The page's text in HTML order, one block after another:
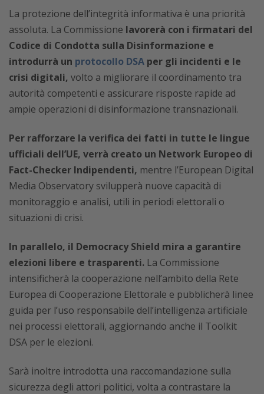
La protezione dell’integrità informativa è una priorità
assoluta. La Commissione lavorerà con i firmatari del
Codice di Condotta sulla Disinformazione e
introdurrà un protocollo DSA per gli incidenti e le
crisi digitali, volto a migliorare il coordinamento tra
autorità competenti e assicurare risposte rapide ad
ampie operazioni di disinformazione transnazionali.
Per rafforzare la verifica dei fatti in tutte le lingue
ufficiali dell’UE, verrà creato un Network Europeo di
Fact-Checker Indipendenti, mentre l’European Digital
Media Observatory svilupperà nuove capacità di
monitoraggio e analisi, utili in periodi elettorali o
situazioni di crisi.
In parallelo, il Democracy Shield mira a garantire
elezioni libere e trasparenti. La Commissione
intensificherà la cooperazione nell’ambito della Rete
Europea di Cooperazione Elettorale e pubblicherà linee
guida per l’uso responsabile dell’intelligenza artificiale
nei processi elettorali, aggiornando anche il Toolkit
DSA per le elezioni.
Sarà inoltre introdotta una raccomandazione sulla
sicurezza degli attori politici, volta a contrastare la